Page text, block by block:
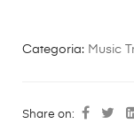
Categoria: Music
Share on: